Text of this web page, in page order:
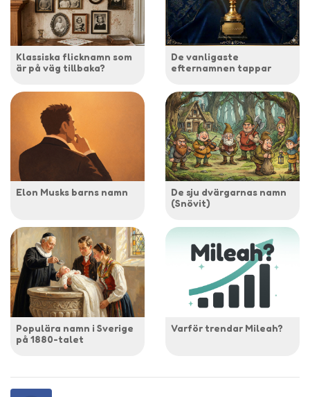
Klassiska flicknamn som
är på väg tillbaka?
De vanligaste
efternamnen tappar
Elon Musks barns namn
De sju dvärgarnas namn
(Snövit)
Populära namn i Sverige
på 1880-talet
Varför trendar Mileah?